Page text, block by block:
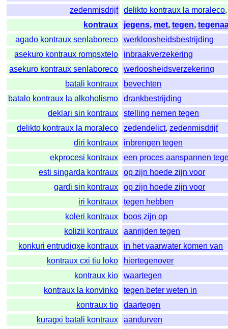
zedenmisdrijf
delikto kontraux la moraleco
kontraux
jegens, met,tegen,
agado kontraux senlaboreco
werkloosheidsbestrijding
asekuro kontraux rompsxtelo
inbraakverzekering
asekuro kontraux senlaboreco
werloosheidsverzekering
batali kontraux
bevechten
batalo kontraux la alkoholismo
drankbestrijding
deklari sin kontraux
stelling nemen tegen
delikto kontraux la moraleco
zedendelict,zedenmisdrijf
diri kontraux
inbrengen tegen
ekprocesi kontraux
een proces aanspannen
esti singarda kontraux
op zijn hoede zijn voor
gardi sin kontraux
op zijn hoede zijn voor
iri kontraux
tegen hebben
koleri kontraux
boos zijn op
kolizii kontraux
aanrijden tegen
konkuri entrudigxe kontraux
in het vaarwater komen van
kontraux cxi tiu loko
hiertegenover
kontraux kio
waartegen
kontraux la konvinko
tegen beter weten in
kontraux tio
daartegen
kuragxi batali kontraux
aandurven